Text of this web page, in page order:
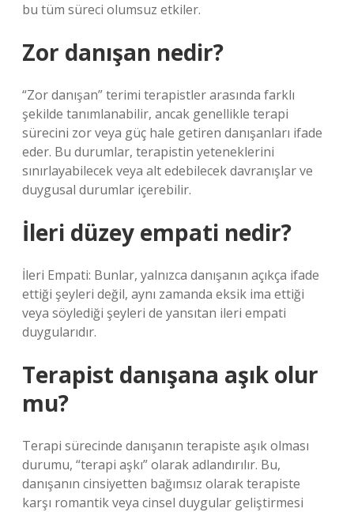
bu tüm süreci olumsuz etkiler.
Zor danışan nedir?
“Zor danışan” terimi terapistler arasında farklı
şekilde tanımlanabilir, ancak genellikle terapi
sürecini zor veya güç hale getiren danışanları ifade
eder. Bu durumlar, terapistin yeteneklerini
sınırlayabilecek veya alt edebilecek davranışlar ve
duygusal durumlar içerebilir.
İleri düzey empati nedir?
İleri Empati: Bunlar, yalnızca danışanın açıkça ifade
ettiği şeyleri değil, aynı zamanda eksik ima ettiği
veya söylediği şeyleri de yansıtan ileri empati
duygularıdır.
Terapist danışana aşık olur
mu?
Terapi sürecinde danışanın terapiste aşık olması
durumu, “terapi aşkı” olarak adlandırılır. Bu,
danışanın cinsiyetten bağımsız olarak terapiste
karşı romantik veya cinsel duygular geliştirmesi